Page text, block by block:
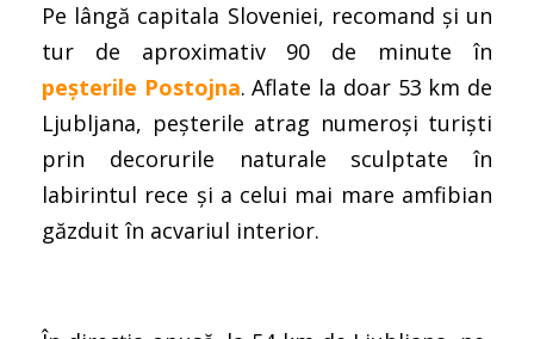
Pe lângă capitala Sloveniei, recomand și un
tur de aproximativ 90 de minute în
peșterile Postojna. Aflate la doar 53 km de
Ljubljana, peșterile atrag numeroși turiști
prin decorurile naturale sculptate în
labirintul rece și a celui mai mare amfibian
găzduit în acvariul interior.